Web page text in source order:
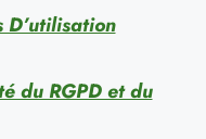
D’utilisation
du RGPD et du